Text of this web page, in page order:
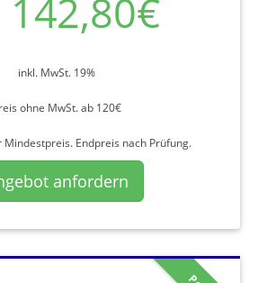
inkl. MwSt. 19%
ohne MwSt. ab 120€
Endpreis nach Prüfung.
anfordern